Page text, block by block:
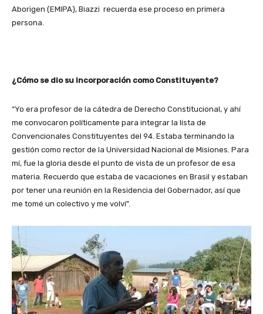
Aborigen (EMIPA), Biazzi recuerda ese proceso en primera
persona.
¿Cómo se dio su incorporación como Constituyente?
“Yo era profesor de la cátedra de Derecho Constitucional, y ahí
me convocaron políticamente para integrar la lista de
Convencionales Constituyentes del 94. Estaba terminando la
gestión como rector de la Universidad Nacional de Misiones. Para
mí, fue la gloria desde el punto de vista de un profesor de esa
materia. Recuerdo que estaba de vacaciones en Brasil y estaban
por tener una reunión en la Residencia del Gobernador, así que
me tomé un colectivo y me volví”.